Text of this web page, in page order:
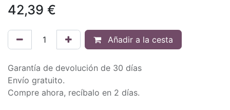
42,39 €
Añadir a la cesta
Garantía de devolución de 30 días
Envío gratuito.
Compre ahora, recíbalo en 2 días.